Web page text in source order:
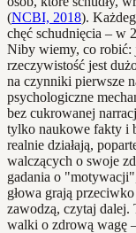
(NCBI, 2018).
chęć schudnięcia – w
Niby wiemy, co robić:
rzeczywistość jest
na czynniki pierwsze
psychologiczne
bez cukrowanej
tylko naukowe fakty i
realnie działają,
walczących o swoje
gadania o
głowa grają
zawodzą, czytaj dalej.
walki o zdrową wagę